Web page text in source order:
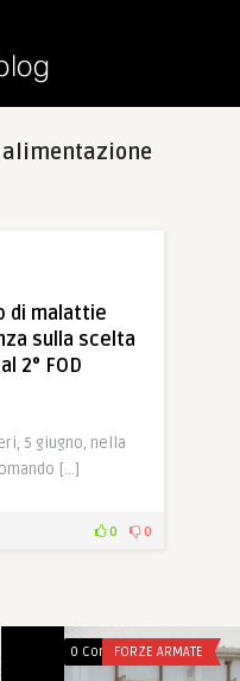
alimentazione
di malattie
sulla scelta
2° FOD
5 giugno, nella
[…]
0 0
0 CommentsFORZE ARMATE